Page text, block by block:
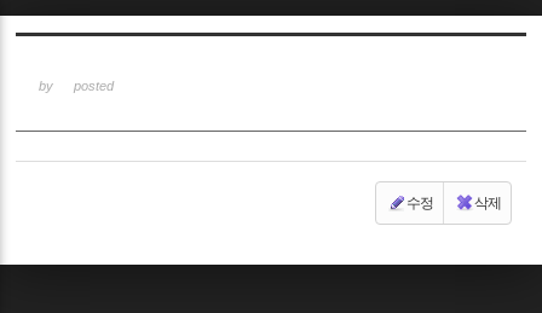
by posted
수정 삭제
Sketchbook5, 스케치북5
Sketchbook5, 스케치북5